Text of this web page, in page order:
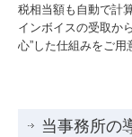
税相当額も自動で計
インボイスの受取か
心”した仕組みをご用
当事務所の